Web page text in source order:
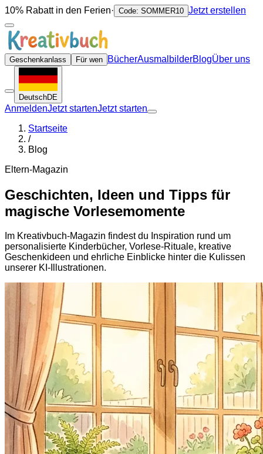
10% Rabatt in den Ferien· Code: SOMMER10 Jetzt erstellen
Geschenkanlass Für wen BücherAusmalbilderBlogÜber uns
DeutschDE
AnmeldenJetzt startenJetzt starten
Startseite
/
Blog
Eltern-Magazin
Geschichten, Ideen und Tipps für
magische Vorlesemomente
Im Kreativbuch-Magazin findest du Inspiration rund um
personalisierte Kinderbücher, Vorlese-Rituale, kreative
Geschenkideen und ehrliche Einblicke hinter die Kulissen
unserer KI-Illustrationen.